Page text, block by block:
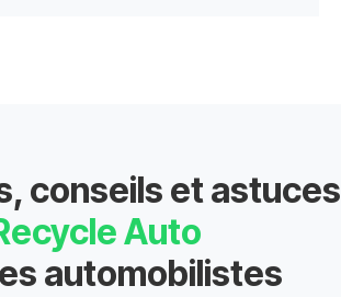
conseils et astuces
Auto
automobilistes